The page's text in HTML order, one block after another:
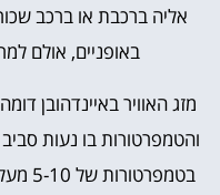
אליה ברכבת או ברכב
באופניים, אולם
מזג האוויר באיינדהובן